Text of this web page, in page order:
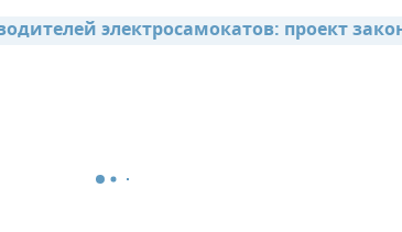
электросамокатов: проект